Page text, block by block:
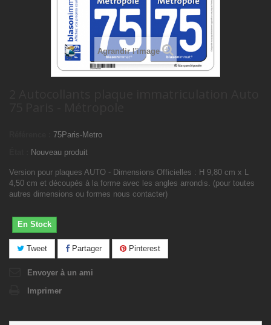
Agrandir l'image
75Paris-Metro
Nouveau produit
Version pour plaques AUTO - Dimensions Officielles : H 9,80 cm x L
4,50 cm et découpés à la forme avec les angles arrondis. (pour toutes
autres dimensions ou formes nous contacter)
En Stock
Tweet Partager Pinterest
Envoyer à un ami
Imprimer